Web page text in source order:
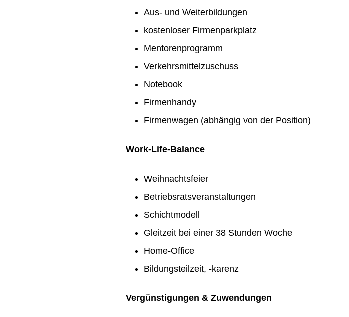
Aus- und Weiterbildungen
kostenloser Firmenparkplatz
Mentorenprogramm
Verkehrsmittelzuschuss
Notebook
Firmenhandy
Firmenwagen (abhängig von der Position)
Work-Life-Balance
Weihnachtsfeier
Betriebsratsveranstaltungen
Schichtmodell
Gleitzeit bei einer 38 Stunden Woche
Home-Office
Bildungsteilzeit, -karenz
Vergünstigungen & Zuwendungen